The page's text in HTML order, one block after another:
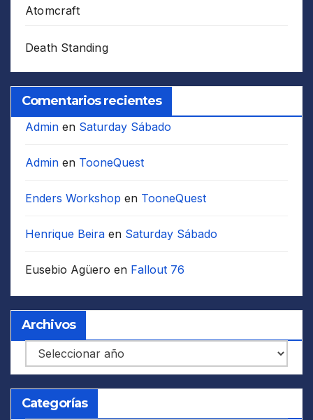
Atomcraft
Death Standing
Comentarios recientes
Admin en Saturday Sábado
Admin en TooneQuest
Enders Workshop en TooneQuest
Henrique Beira en Saturday Sábado
Eusebio Agüero en Fallout 76
Archivos
Archivos
Categorías